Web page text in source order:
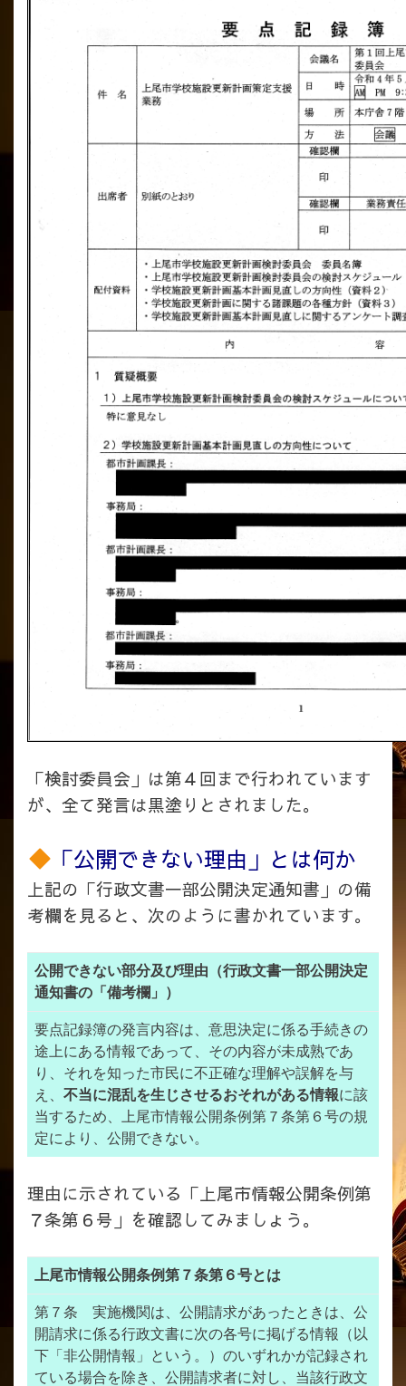
「検討委員会」は第４回まで行われています
が、全て発言は黒塗りとされました。
「公開できない理由」とは何か
上記の「行政文書一部公開決定通知書」の備
考欄を見ると、次のように書かれています。
公開できない部分及び理由（行政文書一部公開決定
通知書の「備考欄」）
要点記録簿の発言内容は、意思決定に係る手続きの
途上にある情報であって、その内容が未成熟であ
り、それを知った市民に不正確な理解や誤解を与
え、 不当に混乱を生じさせるおそれがある情報に該
当するため、上尾市情報公開条例第７条第６号の規
定により、公開できない。
理由に示されている「上尾市情報公開条例第
７条第６号」を確認してみましょう。
上尾市情報公開条例第７条第６号とは
第７条 実施機関は、公開請求があったときは、公
開請求に係る行政文書に次の各号に掲げる情報（以
下「非公開情報」という。）のいずれかが記録され
ている場合を除き、公開請求者に対し、当該行政文